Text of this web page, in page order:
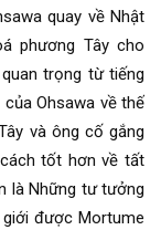
quay về Nhật
phương Tây cho
trọng từ tiếng
của Ohsawa về thế
và ông cố gắng
tốt hơn về tất
là Những tư tưởng
được Mortume